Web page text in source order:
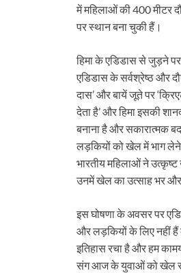
में महिलाओं की 400 मीटर
पर स्थान बना चुकी हैं।
हिमा के एडिडास से जुड़ने
एडिडास के सर्वश्रेष्ठ और
दास’ और बायें जूते पर
देता है’ और हिमा इसकी
बनाना है और सकारात्मक
लड़कियों को खेल में भाग लेने
भारतीय महिलाओं ने
उनमें खेल का उत्साह भर और
इस घोषणा के अवसर पर
और लड़कियों के लिए नहीं हैं
इतिहास रचा है और हम
संग आज के युवाओं को खेल से